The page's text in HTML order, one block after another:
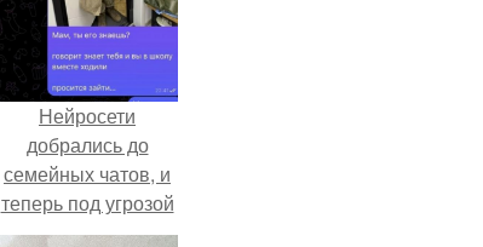
Нейросети
добрались до
семейных чатов, и
теперь под угрозой
мамины нервы.